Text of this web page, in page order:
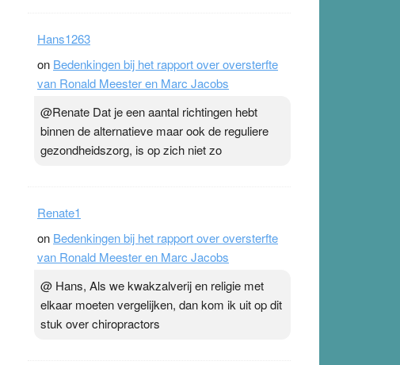
Hans1263
on Bedenkingen bij het rapport over oversterfte
van Ronald Meester en Marc Jacobs
@Renate Dat je een aantal richtingen hebt
binnen de alternatieve maar ook de reguliere
gezondheidszorg, is op zich niet zo
Renate1
on Bedenkingen bij het rapport over oversterfte
van Ronald Meester en Marc Jacobs
@ Hans, Als we kwakzalverij en religie met
elkaar moeten vergelijken, dan kom ik uit op dit
stuk over chiropractors